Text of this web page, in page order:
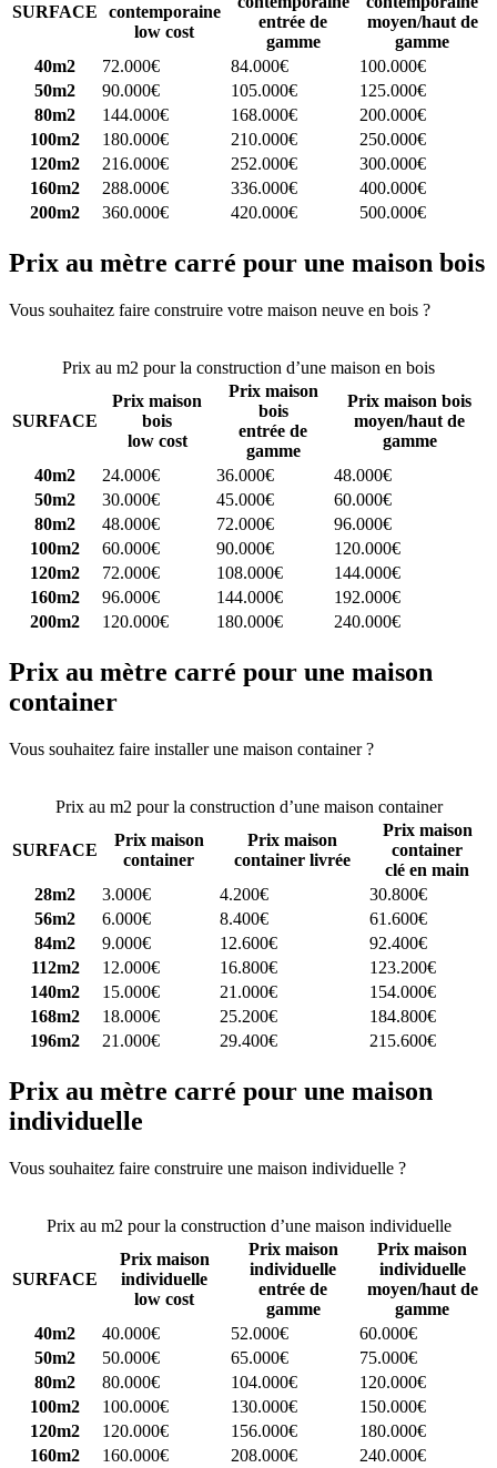
SURFACE
contemporaine
low cost
entrée de
gamme
moyen/haut de
gamme
40m2
72.000€ 84.000€
100.000€
50m2
90.000€ 105.000€
125.000€
80m2
144.000€ 168.000€
200.000€
100m2
180.000€ 210.000€
250.000€
120m2
216.000€ 252.000€
300.000€
160m2
288.000€ 336.000€
400.000€
200m2
360.000€ 420.000€ 500.000€
Prix au mètre carré pour une maison bois
Vous souhaitez faire construire votre maison neuve en bois ?
Prix au m2 pour la construction d’une maison en bois
SURFACE
Prix maison
bois
low cost
Prix maison
bois
entrée de
gamme
Prix maison bois
moyen/haut de
gamme
40m2
24.000€ 36.000€
48.000€
50m2
30.000€ 45.000€
60.000€
80m2
48.000€ 72.000€
96.000€
100m2
60.000€ 90.000€
120.000€
120m2
72.000€ 108.000€
144.000€
160m2
96.000€ 144.000€
192.000€
200m2
120.000€ 180.000€ 240.000€
Prix au mètre carré pour une maison
container
Vous souhaitez faire installer une maison container ?
Prix au m2 pour la construction d’une maison container
SURFACE
Prix maison
container
Prix maison
container livrée
Prix maison
container
clé en main
28m2
3.000€ 4.200€
30.800€
56m2
6.000€ 8.400€
61.600€
84m2
9.000€ 12.600€
92.400€
112m2
12.000€ 16.800€
123.200€
140m2
15.000€ 21.000€
154.000€
168m2
18.000€ 25.200€
184.800€
196m2
21.000€ 29.400€ 215.600€
Prix au mètre carré pour une maison
individuelle
Vous souhaitez faire construire une maison individuelle ?
Prix au m2 pour la construction d’une maison individuelle
SURFACE
Prix maison
individuelle
low cost
Prix maison
individuelle
entrée de
gamme
Prix maison
individuelle
moyen/haut de
gamme
40m2
40.000€ 52.000€
60.000€
50m2
50.000€ 65.000€
75.000€
80m2
80.000€ 104.000€
120.000€
100m2
100.000€ 130.000€
150.000€
120m2
120.000€ 156.000€
180.000€
160m2
160.000€ 208.000€
240.000€